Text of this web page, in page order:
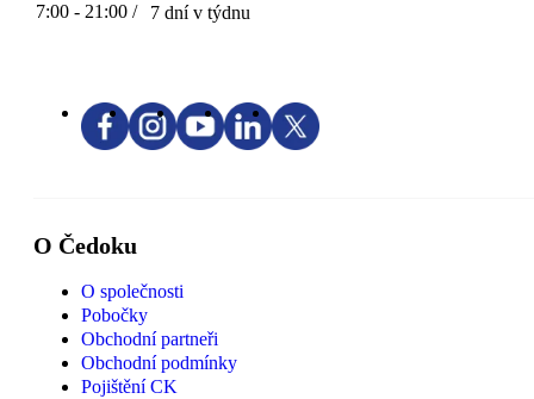
7:00 - 21:00 / 7 dní v týdnu
O Čedoku
O společnosti
Pobočky
Obchodní partneři
Obchodní podmínky
Pojištění CK